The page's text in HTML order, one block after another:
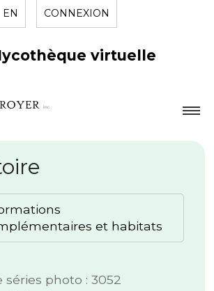
EN CONNEXION
virtuelle
et habitats
photo : 3052